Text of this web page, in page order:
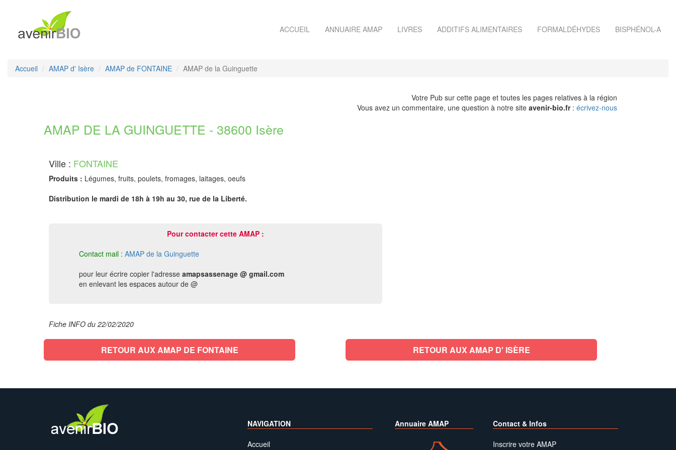
ACCUEIL ANNUAIRE AMAP LIVRES ADDITIFS ALIMENTAIRES FORMALDÉHYDES BISPHÉNOL-A
Accueil AMAP d' Isère AMAP de FONTAINE AMAP de la Guinguette
Votre Pub sur cette page et toutes les pages relatives à la région
Vous avez un commentaire, une question à notre site avenir-bio.fr: écrivez-nous
AMAP DE LA GUINGUETTE - 38600 Isère
Ville : FONTAINE
Produits : Légumes, fruits, poulets, fromages, laitages, oeufs
Distribution le mardi de 18h à 19h au 30, rue de la Liberté.
Pour contacter cette AMAP :
Contact mail : AMAP de la Guinguette
pour leur écrire copier l'adresse amapsassenage @ gmail.com
en enlevant les espaces autour de @
Fiche INFO du 22/02/2020
RETOUR AUX AMAP DE FONTAINE RETOUR AUX AMAP D' ISÈRE
NAVIGATION
Accueil
Annuaire AMAP Contact & Infos
Inscrire votre AMAP